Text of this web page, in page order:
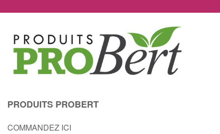
PRODUITS PROBERT
COMMANDEZ ICI